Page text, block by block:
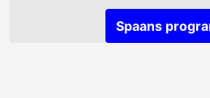
Spaans